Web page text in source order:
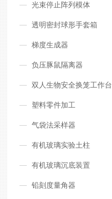
光束停止阵列模体
透明密封球形手套箱
梯度生成器
负压豚鼠隔离器
双人生物安全换笼工作台
塑料零件加工
气袋法采样器
有机玻璃实验土柱
有机玻璃沉底装置
铅刻度量角器